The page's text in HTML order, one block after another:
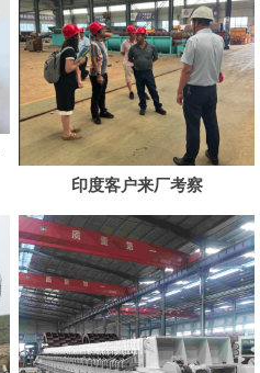
印度客户来厂考察